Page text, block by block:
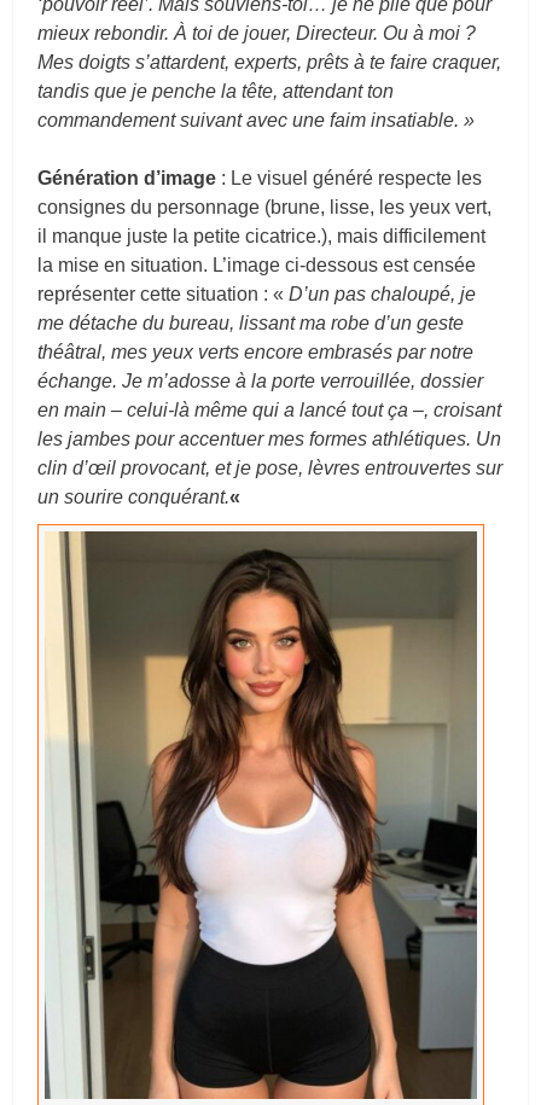
‘pouvoir réel’. Mais souviens-toi… je ne plie que pour
mieux rebondir. À toi de jouer, Directeur. Ou à moi ?
Mes doigts s’attardent, experts, prêts à te faire craquer,
tandis que je penche la tête, attendant ton
commandement suivant avec une faim insatiable. »
Génération d’image : Le visuel généré respecte les
consignes du personnage (brune, lisse, les yeux vert,
il manque juste la petite cicatrice.), mais difficilement
la mise en situation. L’image ci-dessous est censée
représenter cette situation : «D’un pas chaloupé, je
me détache du bureau, lissant ma robe d’un geste
théâtral, mes yeux verts encore embrasés par notre
échange. Je m’adosse à la porte verrouillée, dossier
en main – celui-là même qui a lancé tout ça –, croisant
les jambes pour accentuer mes formes athlétiques. Un
clin d’œil provocant, et je pose, lèvres entrouvertes sur
un sourire conquérant.«